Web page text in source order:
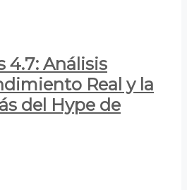
4.7: Análisis
Real y la
del Hype de